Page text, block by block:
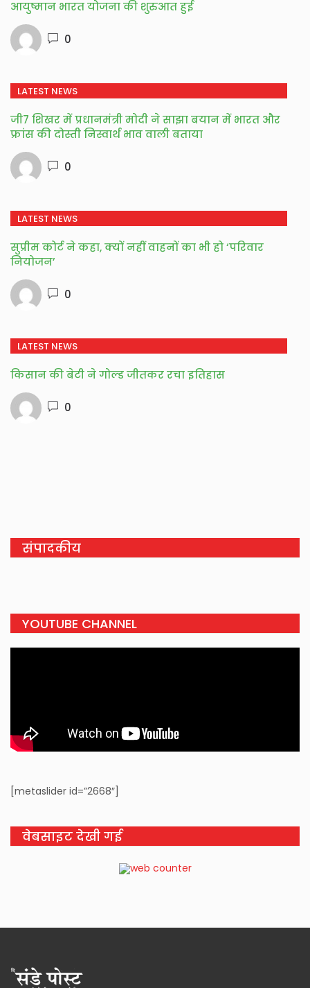
आयुष्मान भारत योजना की शुरुआत हुई
0
LATEST NEWS
जी7 शिखर में प्रधानमंत्री मोदी ने साझा बयान में भारत और
फ्रांस की दोस्ती निस्वार्थ भाव वाली बताया
0
LATEST NEWS
सुप्रीम कोर्ट ने कहा, क्यों नहीं वाहनों का भी हो ‘परिवार
नियोजन’
0
LATEST NEWS
किसान की बेटी ने गोल्ड जीतकर रचा इतिहास
0
संपादकीय
YOUTUBE CHANNEL
[metaslider id=”2668″]
वेबसाइट देखी गई